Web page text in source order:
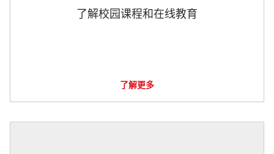
了解校园课程和在线教育
了解更多